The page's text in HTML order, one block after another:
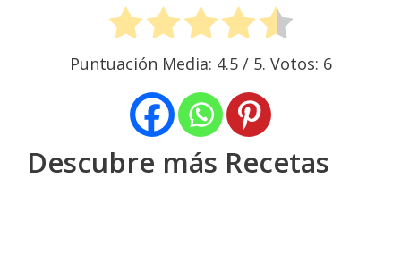
Puntuación Media: 4.5/ 5. Votos: 6
Descubre más Recetas